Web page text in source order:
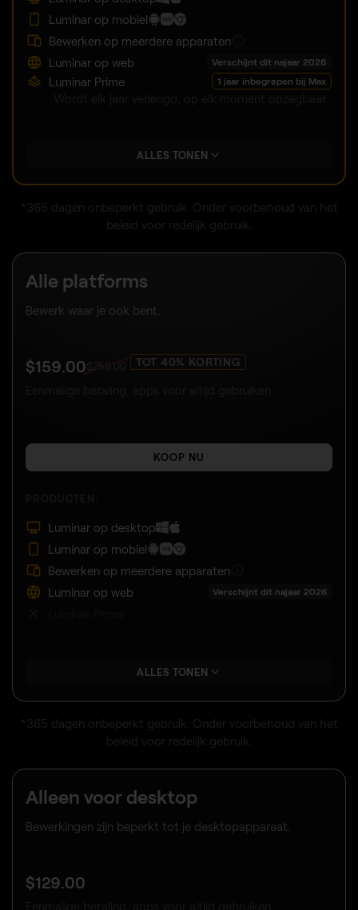
Alleen voor desktop
Bewerkingen zijn beperkt tot je desktopapparaat.
$129.00
Luminar op mobiel
Bewerken op meerdere apparaten
Luminar op web
Verschijnt dit najaar 2026
Luminar Prime 1 jaar inbegrepen bij Max
ALLES TONEN
*365 dagen onbeperkt gebruik. Onder voorbehoud van het
beleid voor redelijk gebruik.
Alle platforms
Bewerk waar je ook bent.
$159.00 259.00 TOT 40% KORTING
KOOP NU
Luminar op desktop
Luminar op mobiel
Bewerken op meerdere apparaten
Luminar op web
Verschijnt dit najaar 2026
ALLES TONEN
*365 dagen onbeperkt gebruik. Onder voorbehoud van het
beleid voor redelijk gebruik.